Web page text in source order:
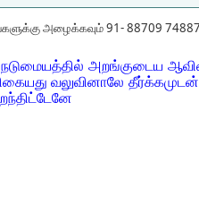
அழைக்கவும் 91- 88709
அறங்குடைய
வலுவினாலே